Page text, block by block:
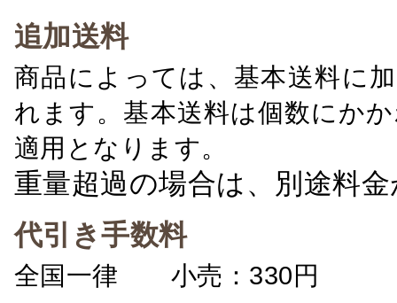
追加送料
商品によっては、基本送料に
れます。基本送料は個数にか
適用となります。
重量超過の場合は、別途料
代引き手数料
全国一律 小売：330円 卸